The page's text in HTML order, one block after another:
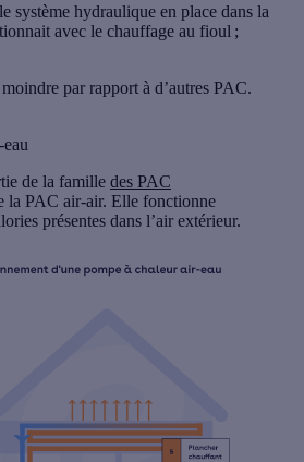
système hydraulique en place dans la
avec le chauffage au fioul ;
par rapport à d’autres PAC.
de la famille des PAC
la PAC air-air. Elle fonctionne
présentes dans l’air extérieur.